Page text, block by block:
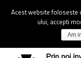
Acest website foloseste
ului, accepti
Am